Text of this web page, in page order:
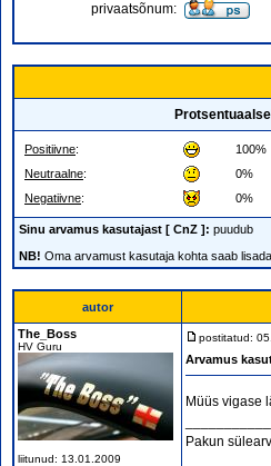
privaatsõnum:
Positiivne: 100%
Neutraalne: 0%
Negatiivne: 0%
Sinu arvamus kasutajast [ CnZ ]: puudub
NB! Oma arvamust kasutaja kohta saab
autor
The_Boss
HV Guru
liitunud: 13.01.2009
postitatud:
Arvamus
Müüs vigase
Pakun